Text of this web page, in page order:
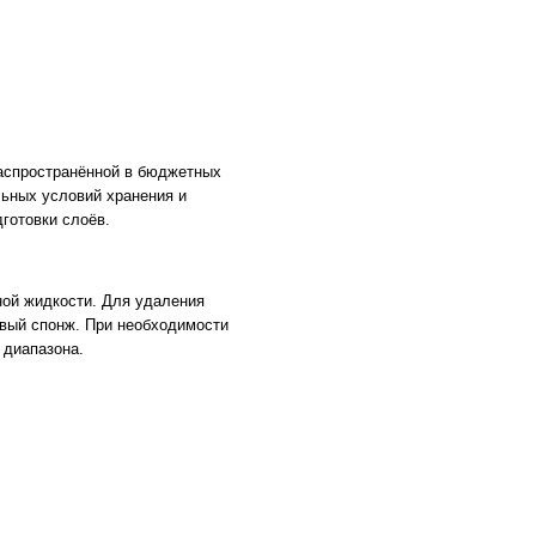
в бюджетных
условий хранения и
слоёв.
жидкости. Для удаления
спонж. При необходимости